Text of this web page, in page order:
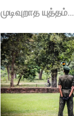
முடிவுறாத யுத்தம்…